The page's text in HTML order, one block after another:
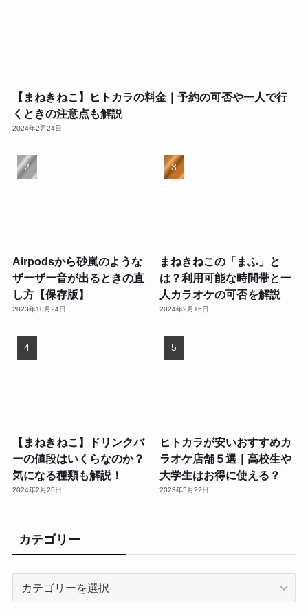
【まねきねこ】ヒトカラの料金｜予約の可否や一人で行
くときの注意点も解説
2024年2月24日
Airpodsから砂嵐のような
ザーザー音が出るときの直
し方【保存版】
2023年10月24日
まねきねこの「まふ」と
は？利用可能な時間帯と一
人カラオケの可否を解説
2024年2月16日
【まねきねこ】ドリンクバ
ーの値段はいくらなのか？
気になる種類も解説！
2024年2月25日
ヒトカラが安いおすすめカ
ラオケ店舗５選｜高校生や
大学生はお得に使える？
2023年5月22日
カテゴリー